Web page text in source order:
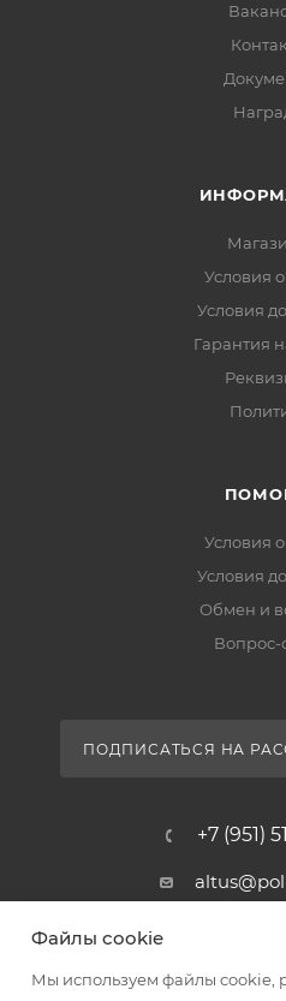
Условия
Условия
Гарантия
Условия
Условия
Обмен и
Вопрос-
ПОДПИСАТЬСЯ НА
+7 (951)
Магазин-
пос.
Файлы cookie
Мы используем файлы cookie,